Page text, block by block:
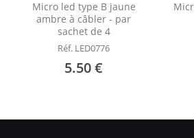
Micro led type B jaune
ambre à câbler - par
sachet de 4
Réf. LED0776
5.50 €